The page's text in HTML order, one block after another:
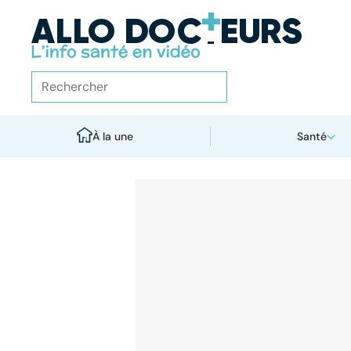
À la une Santé